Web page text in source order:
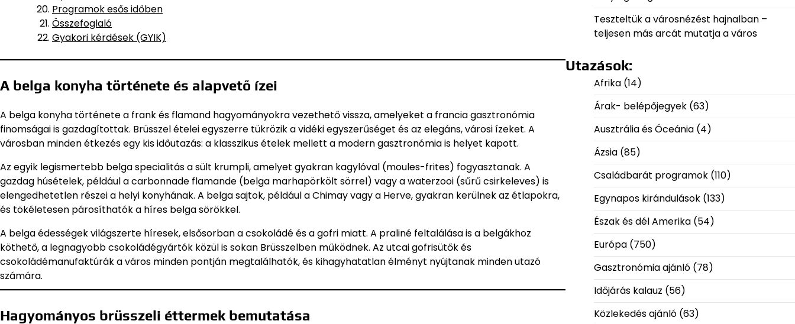
Programok esős időben
Összefoglaló
Gyakori kérdések (GYIK)
A belga konyha története és alapvető ízei
A belga konyha története a frank és flamand hagyományokra vezethető vissza, amelyeket a francia gasztronómia
finomságai is gazdagítottak. Brüsszel ételei egyszerre tükrözik a vidéki egyszerűséget és az elegáns, városi ízeket. A
városban minden étkezés egy kis időutazás: a klasszikus ételek mellett a modern gasztronómia is helyet kapott.
Az egyik legismertebb belga specialitás a sült krumpli, amelyet gyakran kagylóval (moules-frites) fogyasztanak. A
gazdag húsételek, például a carbonnade flamande (belga marhapörkölt sörrel) vagy a waterzooi (sűrű csirkeleves) is
elengedhetetlen részei a helyi konyhának. A belga sajtok, például a Chimay vagy a Herve, gyakran kerülnek az étlapokra,
és tökéletesen párosíthatók a híres belga sörökkel.
A belga édességek világszerte híresek, elsősorban a csokoládé és a gofri miatt. A praliné feltalálása is a belgákhoz
köthető, a legnagyobb csokoládégyártók közül is sokan Brüsszelben működnek. Az utcai gofrisütők és
csokoládémanufaktúrák a város minden pontján megtalálhatók, és kihagyhatatlan élményt nyújtanak minden utazó
számára.
Hagyományos brüsszeli éttermek bemutatása
Teszteltük a városnézést hajnalban –
teljesen más arcát mutatja a város
Utazások:
Afrika(14)
Árak- belépőjegyek(63)
Ausztrália és Óceánia(4)
Ázsia(85)
Családbarát programok(110)
Egynapos kirándulások(133)
Észak és dél Amerika(54)
Európa(750)
Gasztronómia ajánló(78)
Időjárás kalauz (56)
Közlekedés ajánló(63)